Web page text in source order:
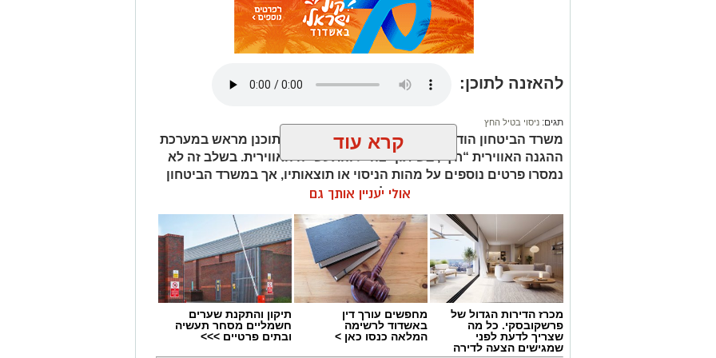
להאזנה לתוכן:
תגים: ניסוי בטיל החץ
משרד הביטחון הודיע כי לפני זמן קצר בוצע ניסוי מתוכנן מראש במערכת
ההגנה האווירית “חץ”, בשיתוף צה”ל והתעשייה האווירית. בשלב זה לא
נמסרו פרטים נוספים על מהות הניסוי או תוצאותיו, אך במשרד הביטחון
ציינו כי מידע נוסף יפורסם במהלך השעות הקרובות
קרא עוד
אולי יעניין אותך גם
מכרז הדירות הגדול של
פרשקובסקי. כל מה
שצריך לדעת לפני
שמגישים הצעה לדירה
מחפשים עורך דין
באשדוד לרשימה
המלאה כנסו כאן >
תיקון והתקנת שערים
חשמליים מסחר תעשיה
ובתים פרטיים >>>